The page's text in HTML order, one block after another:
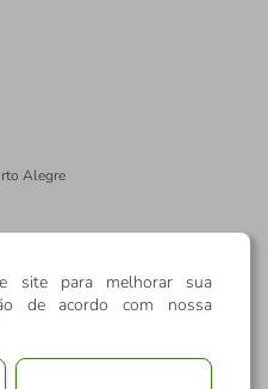
Alegre
site para melhorar sua
de acordo com nossa